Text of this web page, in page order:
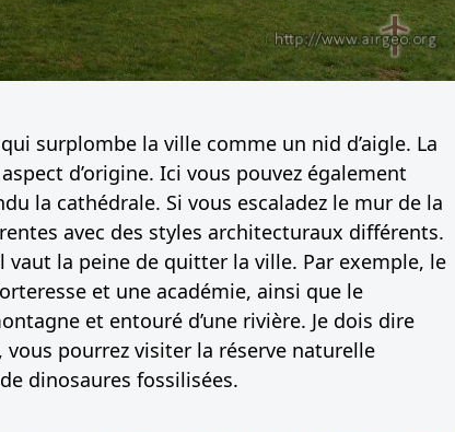
surplombe la ville comme un nid d’aigle. La
d’origine. Ici vous pouvez également
la cathédrale. Si vous escaladez le mur de la
avec des styles architecturaux différents.
la peine de quitter la ville. Par exemple, le
et une académie, ainsi que le
et entouré d’une rivière. Je dois dire
vous pourrez visiter la réserve naturelle
dinosaures fossilisées.